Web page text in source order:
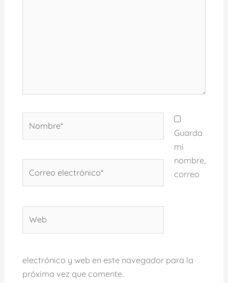
electrónico*
Guarda
mi
nombre,
correo
electrónico y web en este navegador para la
próxima vez que comente.